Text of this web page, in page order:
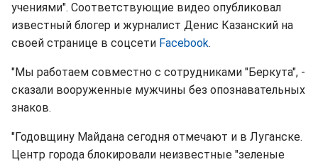
учениями". Соответствующие видео опубликовал
известный блогер и журналист Денис Казанский на
своей странице в соцсети Facebook.
"Мы работаем совместно с сотрудниками "Беркута", -
сказали вооруженные мужчины без опознавательных
знаков.
"Годовщину Майдана сегодня отмечают и в Луганске.
Центр города блокировали неизвестные "зеленые